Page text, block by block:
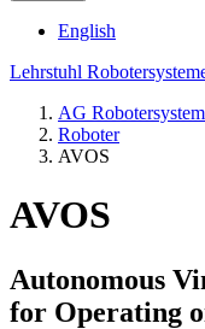
English
Lehrstuhl
AG
Roboter
AVOS
AVOS
Autonomous
for Operating